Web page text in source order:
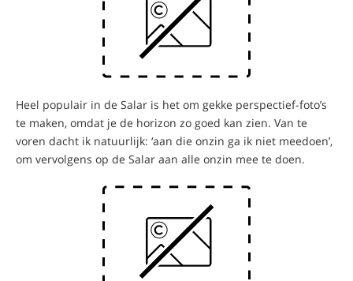
Heel populair in de Salar is het om gekke perspectief-foto’s
te maken, omdat je de horizon zo goed kan zien. Van te
voren dacht ik natuurlijk: ‘aan die onzin ga ik niet meedoen’,
om vervolgens op de Salar aan alle onzin mee te doen.